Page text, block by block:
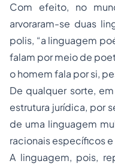
Com efeito, no
arvoraram-se duas
polis, “a linguagem
falam por meio de
o homem fala por si,
De qualquer sorte,
estrutura jurídica, por
de uma linguagem
racionais específicos
A linguagem, pois,